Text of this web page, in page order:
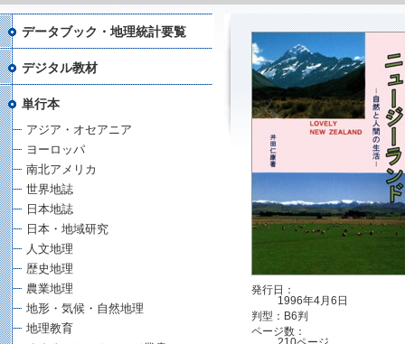
発行日：
1996年4月6日
判型：B6判
ページ数：
データブック・地理統計要覧
デジタル教材
単行本
アジア・オセアニア
ヨーロッパ
南北アメリカ
世界地誌
日本地誌
日本・地域研究
人文地理
歴史地理
農業地理
地形・気候・自然地理
地理教育